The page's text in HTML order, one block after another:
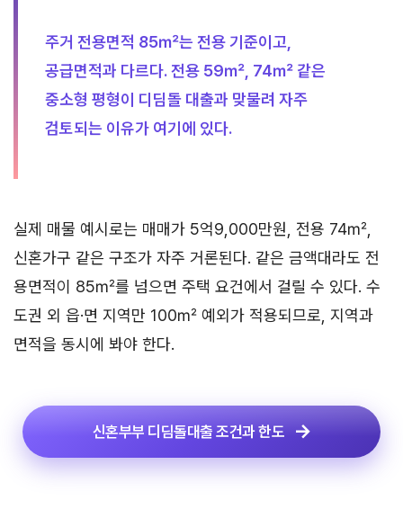
주거 전용면적 85㎡는 전용 기준이고,
공급면적과 다르다. 전용 59㎡, 74㎡ 같은
중소형 평형이 디딤돌 대출과 맞물려 자주
검토되는 이유가 여기에 있다.
실제 매물 예시로는 매매가 5억9,000만원, 전용 74㎡,
신혼가구 같은 구조가 자주 거론된다. 같은 금액대라도 전
용면적이 85㎡를 넘으면 주택 요건에서 걸릴 수 있다. 수
도권 외 읍·면 지역만 100㎡ 예외가 적용되므로, 지역과
면적을 동시에 봐야 한다.
신혼부부 디딤돌대출 조건과 한도